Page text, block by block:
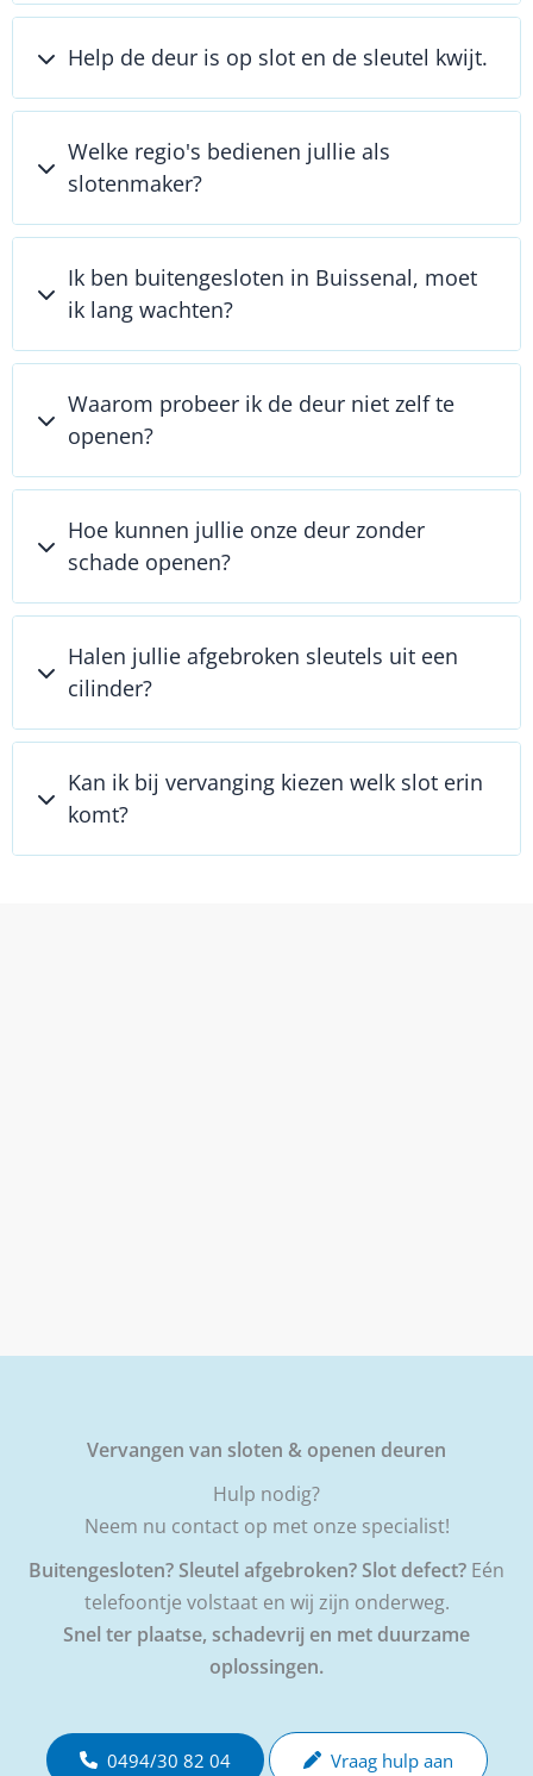
Help de deur is op slot en de sleutel kwijt.
Welke regio's bedienen jullie als
slotenmaker?
Ik ben buitengesloten in Buissenal, moet
ik lang wachten?
Waarom probeer ik de deur niet zelf te
openen?
Hoe kunnen jullie onze deur zonder
schade openen?
Halen jullie afgebroken sleutels uit een
cilinder?
Kan ik bij vervanging kiezen welk slot erin
komt?
Vervangen van sloten & openen deuren
Hulp nodig?
Neem nu contact op met onze specialist!
Buitengesloten? Sleutel afgebroken? Slot defect? Eén
telefoontje volstaat en wij zijn onderweg.
Snel ter plaatse, schadevrij en met duurzame
oplossingen.
0494/30 82 04 Vraag hulp aan